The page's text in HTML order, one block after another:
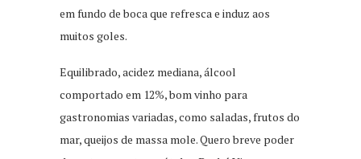
em fundo de boca que refresca e induz aos
muitos goles.
Equilibrado, acidez mediana, álcool
comportado em 12%, bom vinho para
gastronomias variadas, como saladas, frutos do
mar, queijos de massa mole. Quero breve poder